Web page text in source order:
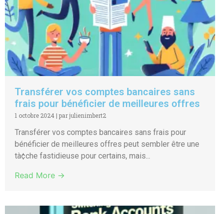
Transférer vos comptes bancaires sans
frais pour bénéficier de meilleures offres
1 octobre 2024 | par julienimbert2
Transférer vos comptes bancaires sans frais pour
bénéficier de meilleures offres peut sembler être une
tà¢che fastidieuse pour certains, mais...
Read More →